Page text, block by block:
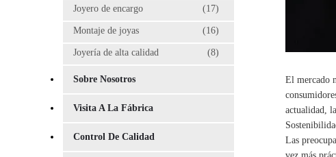
Joyero de encargo (17)
Montaje de joyas (16)
Joyería de alta calidad (8)
Sobre Nosotros
Visita A La Fábrica
Control De Calidad
El mercado
actualidad,
Las